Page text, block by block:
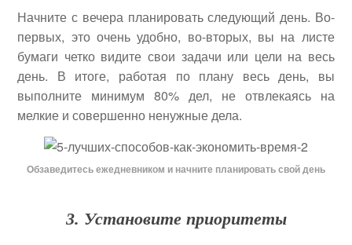
Начните с вечера планировать следующий день. Во-
первых, это очень удобно, во-вторых, вы на листе
бумаги четко видите свои задачи или цели на весь
день. В итоге, работая по плану весь день, вы
выполните минимум 80% дел, не отвлекаясь на
мелкие и совершенно ненужные дела.
Обзаведитесь ежедневником и начните планировать свой день
3. Установите приоритеты